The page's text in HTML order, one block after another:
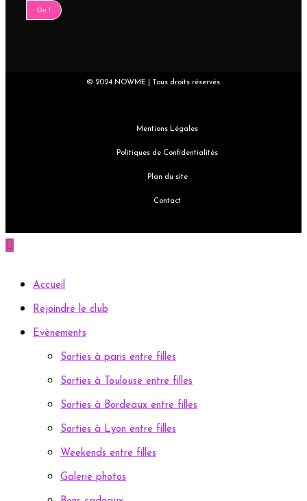
Go !
© 2024 NOWME | Tous droits réservés.
Mentions Légales
Politiques de Confidentialités
Plan du site
Contact
Accueil
Rejoindre le club
Evènements
Sorties à paris entre filles
Sorties à Toulouse entre filles
Sorties à Bordeaux entre filles
Sorties à Lyon entre filles
Weekends entre filles
Galerie photos